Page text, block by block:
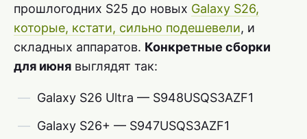
прошлогодних S25 до новых Galaxy S26,
которые, кстати, сильно подешевели, и
складных аппаратов. Конкретные сборки
для июня выглядят так:
Galaxy S26 Ultra — S948USQS3AZF1
Galaxy S26+ — S947USQS3AZF1